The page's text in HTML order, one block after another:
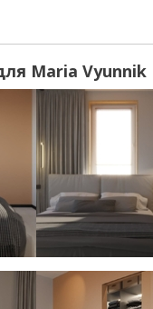
Maria Vyunnik